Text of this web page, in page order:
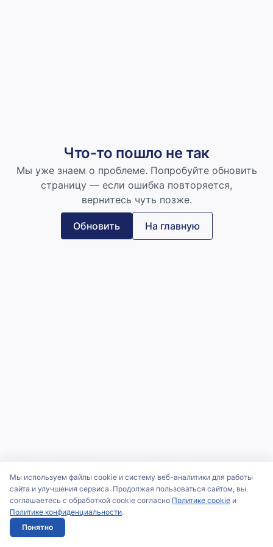
Что-то пошло не так
Мы уже знаем о проблеме. Попробуйте обновить
страницу — если ошибка повторяется,
вернитесь чуть позже.
Обновить На главную
Мы используем файлы cookie и систему веб-аналитики для работы
сайта и улучшения сервиса. Продолжая пользоваться сайтом, вы
соглашаетесь с обработкой cookie согласно Политике cookie и
Политике конфиденциальности.
Понятно